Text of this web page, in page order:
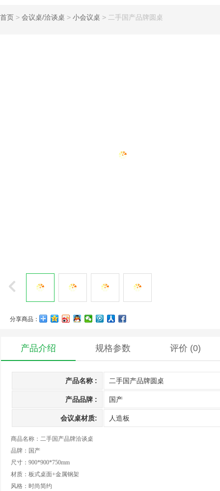
首页 > 会议桌/洽谈桌 > 小会议桌 > 二手国产品牌圆桌
分享商品：
产品介绍 规格参数 评价 (0)
产品名称 : 二手国产品牌圆桌
产品品牌 : 国产
会议桌材质: 人造板
商品名称：二手国产品牌洽谈桌
品牌： 国产
尺寸：900*900*750mm
材质：板式桌面+金属钢架
风格：时尚简约